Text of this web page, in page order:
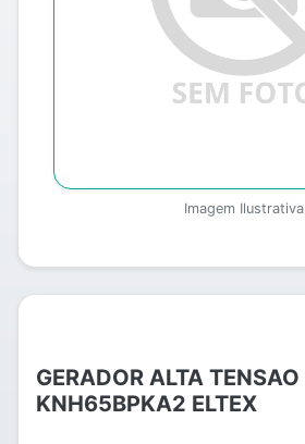
Imagem Ilustrativa
GERADOR ALTA TENSAO
KNH65BPKA2 ELTEX